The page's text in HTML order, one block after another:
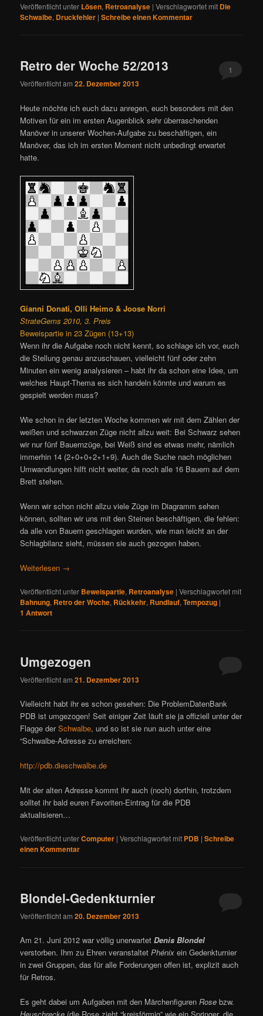
Veröffentlicht unter Lösen, Retroanalyse |Verschlagwortet mit Die
Schwalbe, Druckfehler |Schreibe einen Kommentar
Retro der Woche 52/2013
Veröffentlicht am22. Dezember 2013
1
Heute möchte ich euch dazu anregen, euch besonders mit den
Motiven für ein im ersten Augenblick sehr überraschenden
Manöver in unserer Wochen-Aufgabe zu beschäftigen, ein
Manöver, das ich im ersten Moment nicht unbedingt erwartet
hatte.
Gianni Donati, Olli Heimo & Joose Norri
StrateGems 2010, 3. Preis
Beweispartie in 23 Zügen (13+13)
Wenn ihr die Aufgabe noch nicht kennt, so schlage ich vor, euch
die Stellung genau anzuschauen, vielleicht fünf oder zehn
Minuten ein wenig analysieren – habt ihr da schon eine Idee, um
welches Haupt-Thema es sich handeln könnte und warum es
gespielt werden muss?
Wie schon in der letzten Woche kommen wir mit dem Zählen der
weißen und schwarzen Züge nicht allzu weit: Bei Schwarz sehen
wir nur fünf Bauernzüge, bei Weiß sind es etwas mehr, nämlich
immerhin 14 (2+0+0+2+1+9). Auch die Suche nach möglichen
Umwandlungen hilft nicht weiter, da noch alle 16 Bauern auf dem
Brett stehen.
Wenn wir schon nicht allzu viele Züge im Diagramm sehen
können, sollten wir uns mit den Steinen beschäftigen, die fehlen:
da alle von Bauern geschlagen wurden, wie man leicht an der
Schlagbilanz sieht, müssen sie auch gezogen haben.
Weiterlesen →
Veröffentlicht unter Beweispartie, Retroanalyse |Verschlagwortet mit
Bahnung, Retro der Woche, Rückkehr, Rundlauf,Tempozug |
1 Antwort
Umgezogen
Veröffentlicht am21. Dezember 2013
Vielleicht habt ihr es schon gesehen: Die ProblemDatenBank
PDB ist umgezogen! Seit einiger Zeit läuft sie ja offiziell unter der
Flagge derSchwalbe, und so ist sie nun auch unter eine
“Schwalbe-Adresse zu erreichen:
http://pdb.dieschwalbe.de
Mit der alten Adresse kommt ihr auch (noch) dorthin, trotzdem
solltet ihr bald euren Favoriten-Eintrag für die PDB
aktualisieren…
Veröffentlicht unterComputer |Verschlagwortet mit PDB |Schreibe
einen Kommentar
Blondel-Gedenkturnier
Veröffentlicht am20. Dezember 2013
Am 21. Juni 2012 war völlig unerwartetDenis Blondel
verstorben. Ihm zu Ehren veranstaltetPhénix ein Gedenkturnier
in zwei Gruppen, das für alle Forderungen offen ist, explizit auch
für Retros.
Es geht dabei um Aufgaben mit den MärchenfigurenRose bzw.